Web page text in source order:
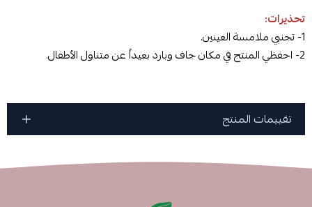
تحذيرات:
1- تجنبي ملامسة العينين.
2- احفظي المنتج في مكان جاف وبارد بعيداً عن متناول الأطفال.
تقييمات المنتج